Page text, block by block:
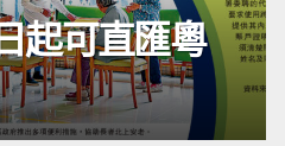
起可直匯粵